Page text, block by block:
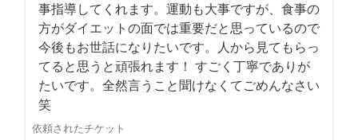
事指導してくれます。運動も大事ですが、食事の
方がダイエットの面では重要だと思っているので
今後もお世話になりたいです。人から見てもらっ
てると思うと頑張れます！ すごく丁寧でありが
たいです。全然言うこと聞けなくてごめんなさい
笑
依頼されたチケット